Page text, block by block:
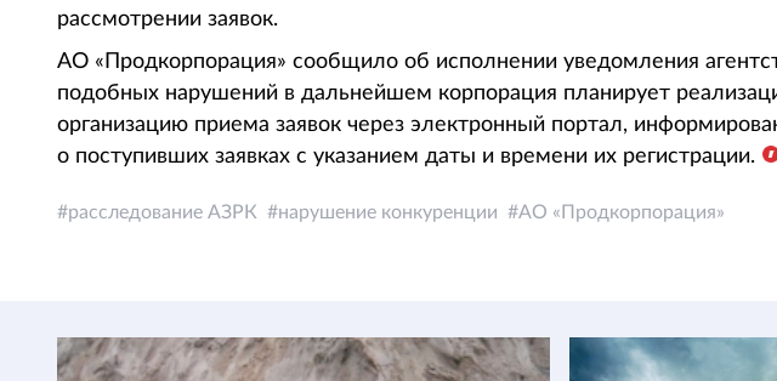
рассмотрении заявок.
АО «Продкорпорация» сообщило об исполнении уведомления
подобных нарушений в дальнейшем корпорация планирует
организацию приема заявок через электронный портал,
о поступивших заявках с указанием даты и времени их регистрации.
расследование АЗРК нарушение конкуренции АО «Продкорпорация»